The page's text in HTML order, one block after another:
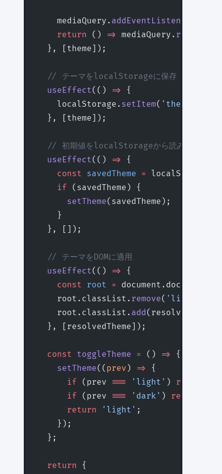
    mediaQuery.
addEventListener
    return
() => mediaQuery.
  }, [theme]);
  // テーマをlocalStorageに保存
  useEffect
(() => {
    localStorage.
setItem( 'theme'
  }, [theme]);
  // 初期値をlocalStorageから読み込み
  useEffect
(() => {
    const
savedTheme = localStorage.
    if
(savedTheme) {
      setTheme
(savedTheme);
    }
  }, []);
  // テーマをDOMに適用
  useEffect
(() => {
    const
root =
    root.classList.
remove( 'light'
    root.classList.
add
  }, [resolvedTheme]);
  const
toggleTheme = () => {
    setTheme
(( prev ) => {
      if
(prev === 'light' ) return
      if
(prev === 'dark' ) return
      return
'light' ;
    });
  };
  return
{